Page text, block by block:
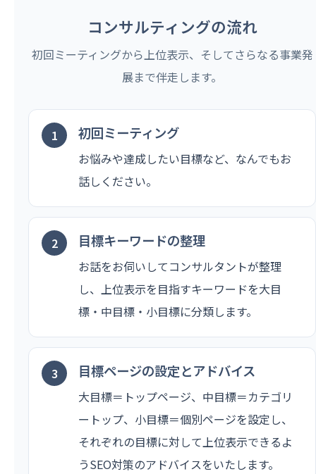
コンサルティングの流れ
初回ミーティングから上位表示、そしてさらなる事業発
展まで伴走します。
初回ミーティング
お悩みや達成したい目標など、なんでもお
話しください。
目標キーワードの整理
お話をお伺いしてコンサルタントが整理
し、上位表示を目指すキーワードを大目
標・中目標・小目標に分類します。
目標ページの設定とアドバイス
大目標＝トップページ、中目標＝カテゴリ
ートップ、小目標＝個別ページを設定し、
それぞれの目標に対して上位表示できるよ
うSEO対策のアドバイスをいたします。